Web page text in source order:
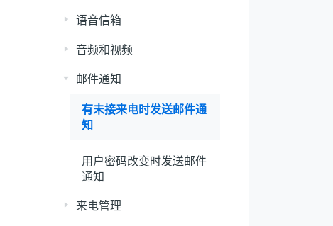
语音信箱
音频和视频
邮件通知
有未接来电时发送邮件通
知
用户密码改变时发送邮件
通知
来电管理